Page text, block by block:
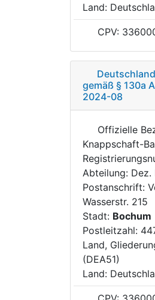
Land:
CPV:
gemäß § 130a
2024-08
Offizielle
Knappschaft-
Abteilung: Dez.
Postanschrift:
Wasserstr. 215
Stadt: Bochum
Postleitzahl:
Land,
(DEA51)
Land: